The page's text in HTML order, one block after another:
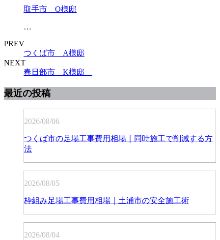
取手市 O様邸
…
PREV
つくば市 A様邸
NEXT
春日部市 K様邸
最近の投稿
2026/08/06
つくば市の足場工事費用相場｜同時施工で削減する方
法
2026/08/05
枠組み足場工事費用相場｜土浦市の安全施工術
2026/08/04